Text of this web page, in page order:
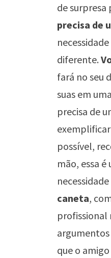
de
precisa de
diferente.
fará no seu
suas em
precisa de
possível,
mão, essa
caneta,
profissional
argumentos
que o